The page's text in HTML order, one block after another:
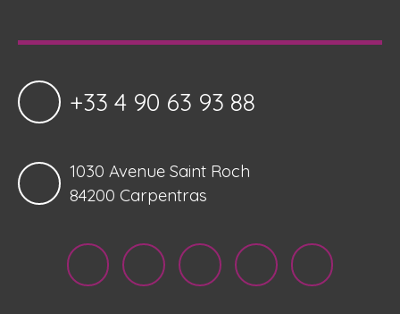
+33 4 90 63 93 88
1030 Avenue Saint Roch
84200 Carpentras